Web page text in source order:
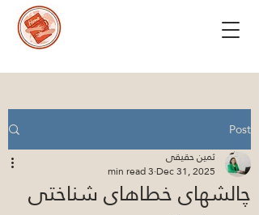
Post
چالشهای خطاهای شناختی
ثمین حقیقی
Dec 31, 2025
3 min read